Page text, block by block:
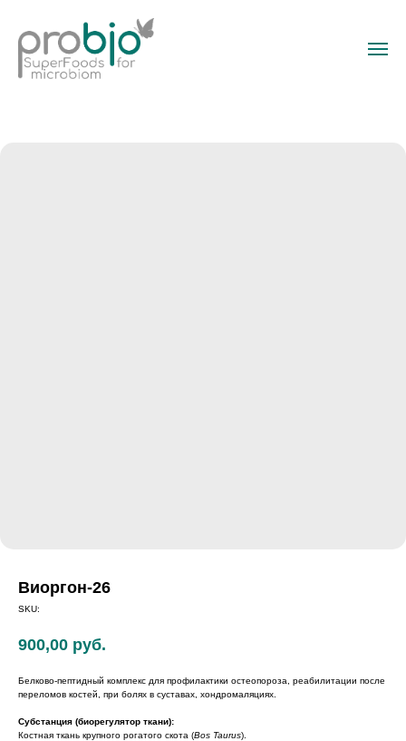
Виоргон-26
SKU:
900,00 руб.
Белково-пептидный комплекс для профилактики остеопороза, реабилитации после
переломов костей, при болях в суставах, хондромаляциях.
Субстанция (биорегулятор ткани):
Костная ткань крупного рогатого скота (Bos Taurus).